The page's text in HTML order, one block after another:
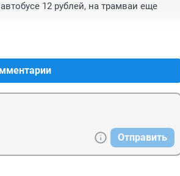
12 рублей, на трамваи еще
Отправить